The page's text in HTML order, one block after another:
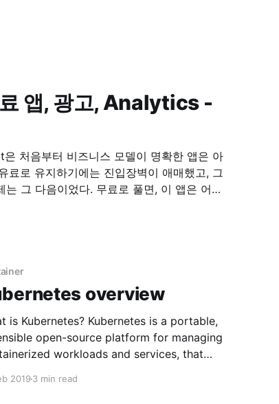
앱, 광고, Analytics -
overview
Kubernetes is a portable,
open-source platform for managing
workloads and services, that
20193 min read